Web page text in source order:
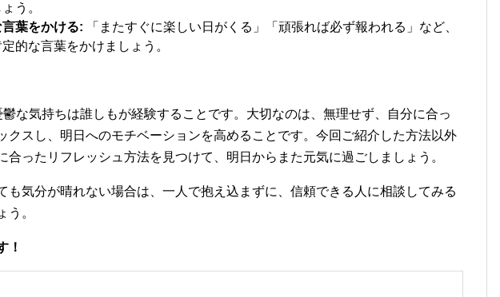
う。
葉をかける: 「またすぐに楽しい日がくる」「頑張れば必ず報われる」など、
的な言葉をかけましょう。
な気持ちは誰しもが経験することです。大切なのは、無理せず、自分に合っ
クスし、明日へのモチベーションを高めることです。今回ご紹介した方法以外
合ったリフレッシュ方法を見つけて、明日からまた元気に過ごしましょう。
も気分が晴れない場合は、一人で抱え込まずに、信頼できる人に相談してみる
う。
！